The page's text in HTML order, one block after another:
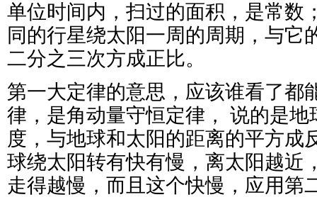
单位时间内，扫过的面积，是常数
同的行星绕太阳一周的周期，与它
二分之三次方成正比。
第一大定律的意思，应该谁看了都
律，是角动量守恒定律， 说的是
度，与地球和太阳的距离的平方成
球绕太阳转有快有慢，离太阳越近
走得越慢，而且这个快慢，应用第